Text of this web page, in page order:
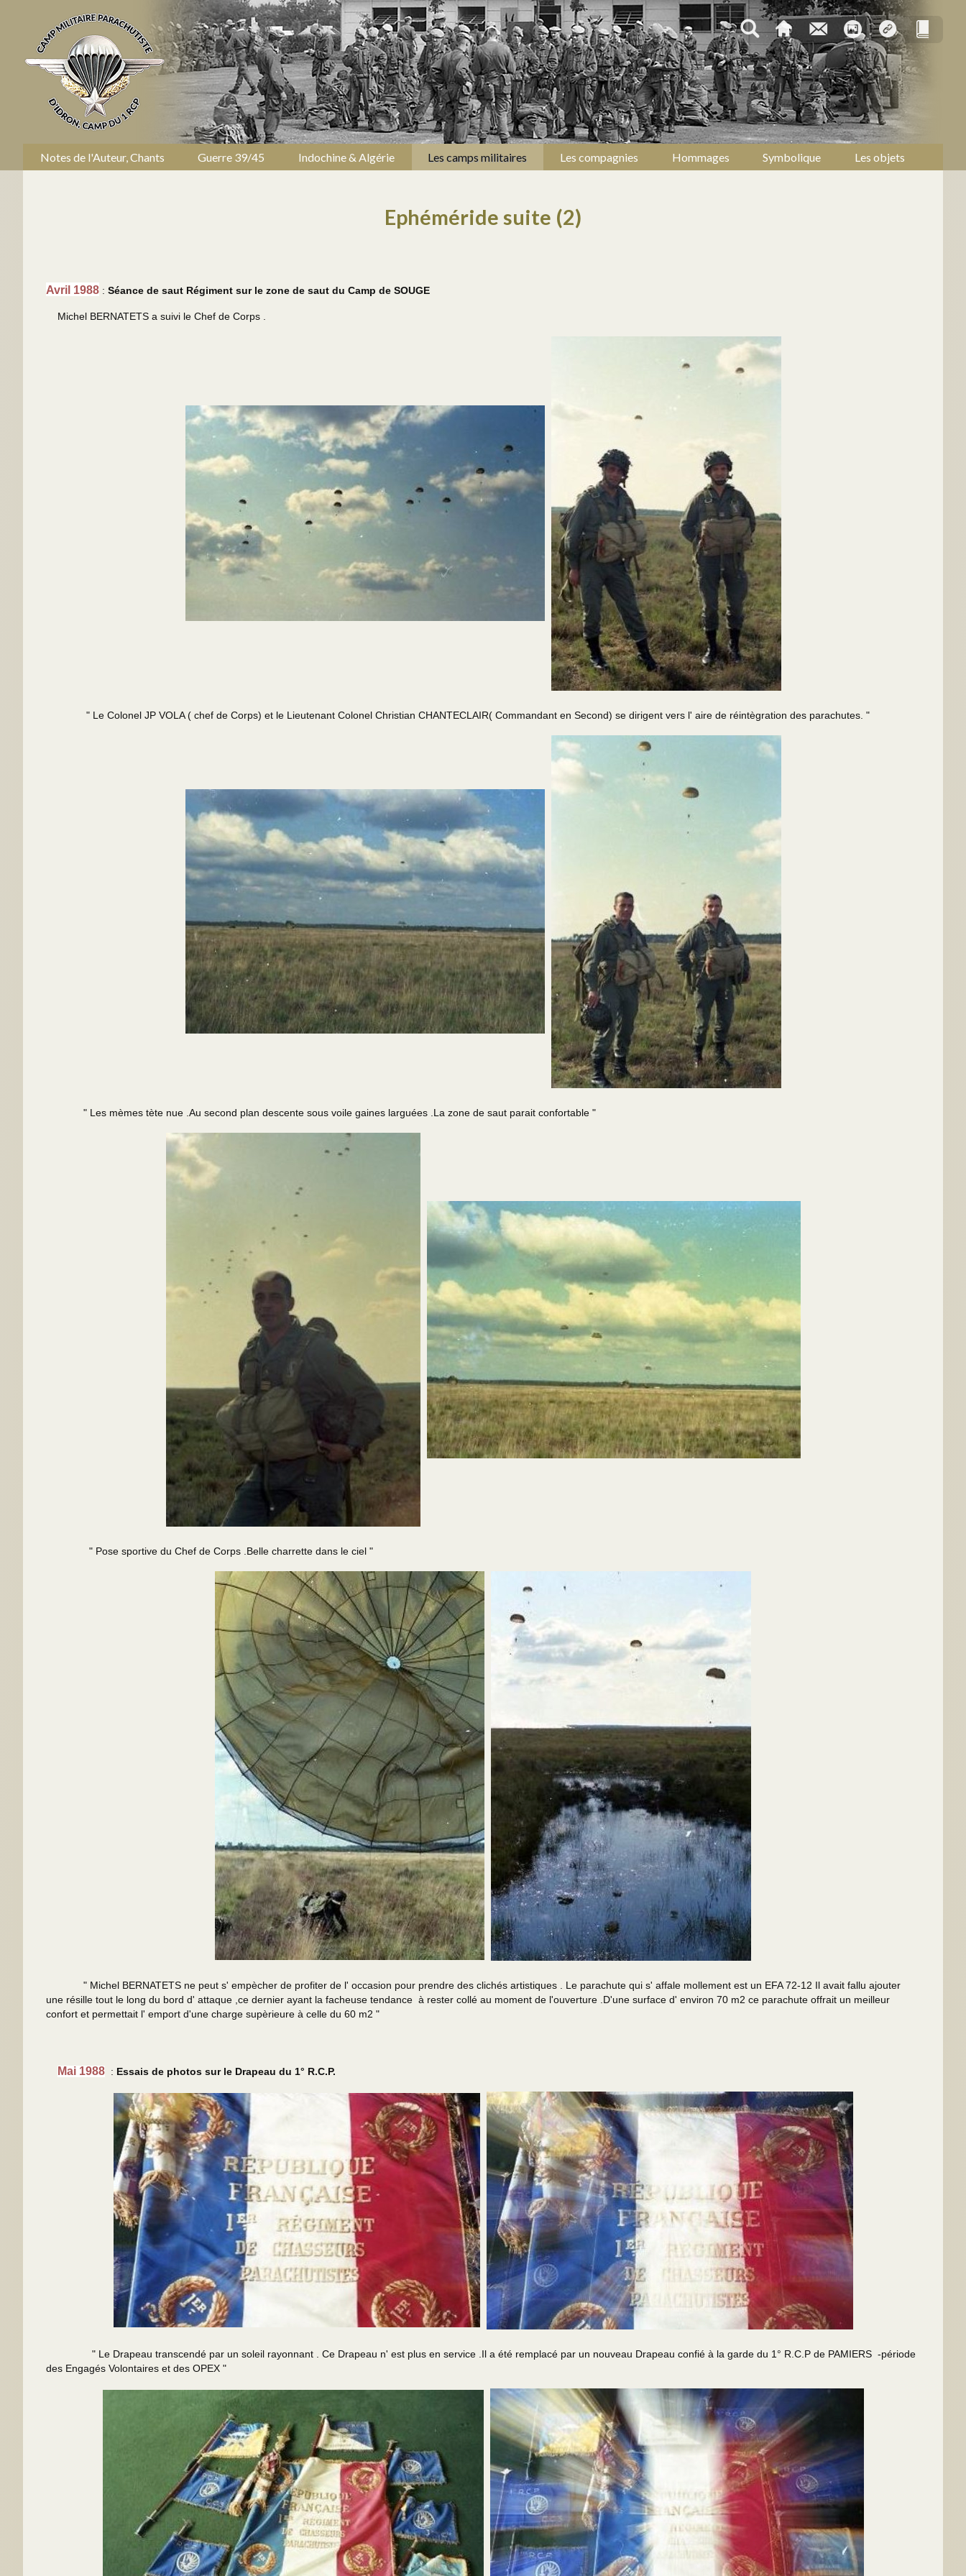
Notes de l'Auteur, Chants Guerre 39/45 Indochine & Algérie Les camps militaires Les compagnies Hommages Symbolique Les objets
Ephéméride suite (2)
Avril 1988 : Séance de saut Régiment sur le zone de saut du Camp de SOUGE
Michel BERNATETS a suivi le Chef de Corps .
" Le Colonel JP VOLA ( chef de Corps) et le Lieutenant Colonel Christian CHANTECLAIR( Commandant en Second) se dirigent vers l' aire de réintègration des parachutes. "
" Les mèmes tète nue .Au second plan descente sous voile gaines larguées .La zone de saut parait confortable "
" Pose sportive du Chef de Corps .Belle charrette dans le ciel "
" Michel BERNATETS ne peut s' empècher de profiter de l' occasion pour prendre des clichés artistiques . Le parachute qui s' affale mollement est un EFA 72-12 Il avait fallu ajouter
une résille tout le long du bord d' attaque ,ce dernier ayant la facheuse tendance à rester collé au moment de l'ouverture .D'une surface d' environ 70 m2 ce parachute offrait un meilleur
confort et permettait l' emport d'une charge supèrieure à celle du 60 m2 "
Mai 1988 : Essais de photos sur le Drapeau du 1° R.C.P.
" Le Drapeau transcendé par un soleil rayonnant . Ce Drapeau n' est plus en service .Il a été remplacé par un nouveau Drapeau confié à la garde du 1° R.C.P de PAMIERS -période
des Engagés Volontaires et des OPEX "